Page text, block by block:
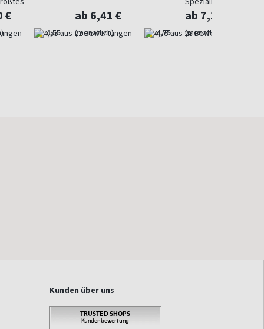
€
4,55
ab 6,41 €
(monatlich) 4,75
ab 7,10 €
(monatlich)
Kunden über uns